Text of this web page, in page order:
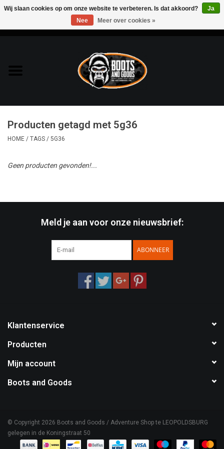
Bags & Packs
Bescherming
Boots and Goods Blog !
Producten getagd met 5g36
HOME / TAGS / 5G36
Geen producten gevonden!...
Meld je aan voor onze nieuwsbrief:
ABONNEER
Klantenservice
Producten
Mijn account
Boots and Goods
© Copyright 2026 Boots and Goods / Adventure Shop te LEOPOLDSBURG
gelegen in de Koningstraat 50
Wij slaan cookies op om onze website te verbeteren. Is dat akkoord?
Ja
Nee
Meer over cookies »